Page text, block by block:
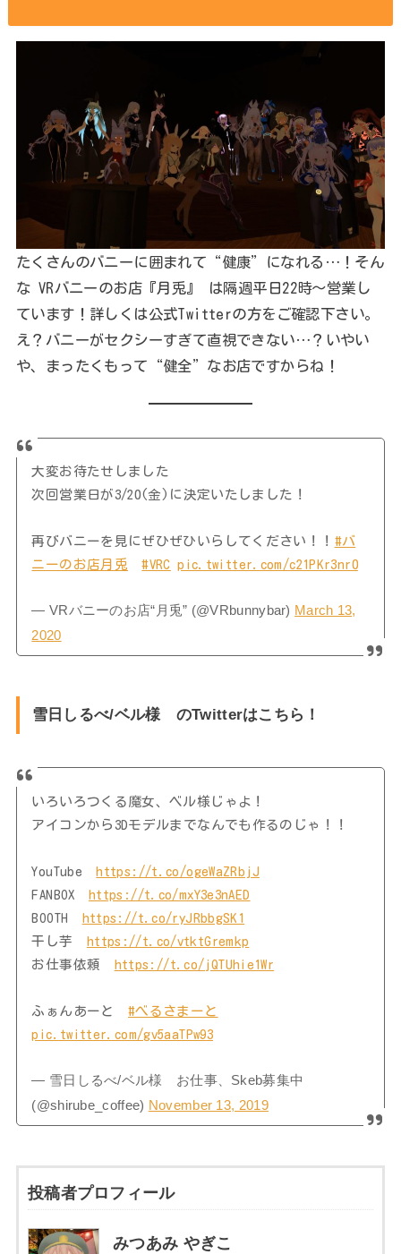
たくさんのバニーに囲まれて“健康”になれる…！そん
な VRバニーのお店『月兎』 は隔週平日22時～営業し
ています！詳しくは公式Twitterの方をご確認下さい。
え？バニーがセクシーすぎて直視できない…？いやい
や、まったくもって“健全”なお店ですからね！
大変お待たせしました
次回営業日が3/20(金)に決定いたしました！
再びバニーを見にぜひぜひいらしてください！！ #バ
ニーのお店月兎
#VRC pic.twitter.com/c21PKr3nr0
— VRバニーのお店“月兎” (@VRbunnybar) March 13,
2020
雪日しるべ/ベル様 のTwitterはこちら！
いろいろつくる魔女、ベル様じゃよ！
アイコンから3Dモデルまでなんでも作るのじゃ！！
YouTube
https://t.co/ogeWaZRbjJ
FANBOX
https://t.co/mxY3e3nAED
BOOTH
https://t.co/ryJRbbgSK1
干し芋
https://t.co/vtktGremkp
お仕事依頼
https://t.co/jQTUhie1Wr
ふぁんあーと #べるさまーと
pic.twitter.com/gv5aaTPw93
— 雪日しるべ/ベル様 お仕事、Skeb募集中
(@shirube_coffee) November 13, 2019
投稿者プロフィール
みつあみ やぎこ